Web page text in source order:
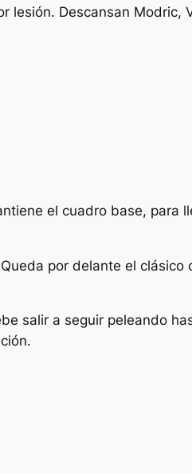
lesión. Descansan Modric,
el cuadro base, para
por delante el clásico
salir a seguir peleando